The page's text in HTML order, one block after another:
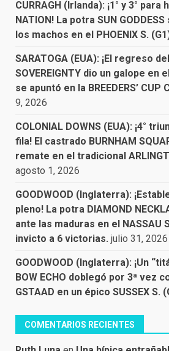
CURRAGH (Irlanda): ¡1° y 3° para
NATION! La potra SUN
los machos en el PHOENIX S.
SARATOGA (EUA): ¡El regreso
SOVEREIGNTY dio un galope en
se apuntó en la BREEDERS’ CUP
9, 2026
COLONIAL DOWNS (EUA): ¡4°
fila! El castrado BURNHAM
remate en el tradicional
agosto 1, 2026
GOODWOOD (Inglaterra):
pleno! La potra DIAMOND
ante las maduras en el NASSAU
invicto a 6 victorias. julio 31, 2026
GOODWOOD (Inglaterra): ¡Un
BOW ECHO doblegó por 3ª vez
GSTAAD en un épico SUSSEX S.
COMENTARIOS RECIENTES